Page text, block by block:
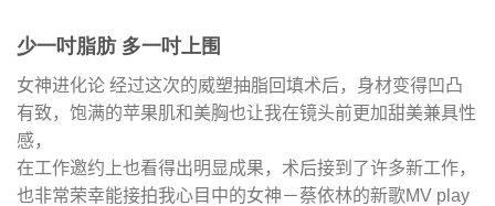
少一吋脂肪 多一吋上围
女神进化论 经过这次的威塑抽脂回填术后，身材变得凹凸
有致，饱满的苹果肌和美胸也让我在镜头前更加甜美兼具性
感，
在工作邀约上也看得出明显成果，术后接到了许多新工作，
也非常荣幸能接拍我心目中的女神－蔡依林的新歌MV play